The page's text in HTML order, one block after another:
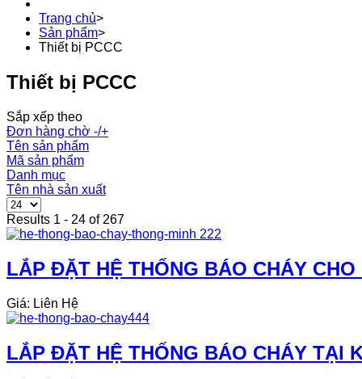
Trang chủ>
Sản phẩm>
Thiết bị PCCC
Thiết bị PCCC
Sắp xếp theo
Đơn hàng chờ -/+
Tên sản phẩm
Mã sản phẩm
Danh mục
Tên nhà sản xuất
Results 1 - 24 of 267
LẮP ĐẶT HỆ THỐNG BÁO CHÁY CHO
Giá: Liên Hệ
LẮP ĐẶT HỆ THỐNG BÁO CHÁY TẠI